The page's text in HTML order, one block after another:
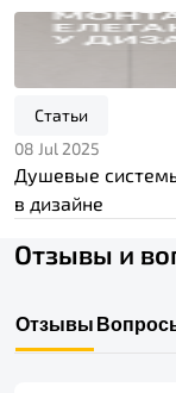
Статьи
08 Jul 2025
Душевые
в дизайне
Отзывы и
Отзывы